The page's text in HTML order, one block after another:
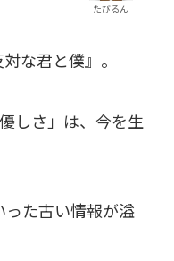
たびるん
な君と僕』。
しさ」は、今を生
た古い情報が溢